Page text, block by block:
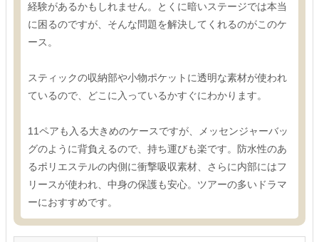
経験があるかもしれません。とくに暗いステージでは本当
に困るのですが、そんな問題を解決してくれるのがこのケ
ース。
スティックの収納部や小物ポケットに透明な素材が使われ
ているので、どこに入っているかすぐにわかります。
11ペアも入る大きめのケースですが、メッセンジャーバッ
グのように背負えるので、持ち運びも楽です。防水性のあ
るポリエステルの内側に衝撃吸収素材、さらに内部にはフ
リースが使われ、中身の保護も安心。ツアーの多いドラマ
ーにおすすめです。